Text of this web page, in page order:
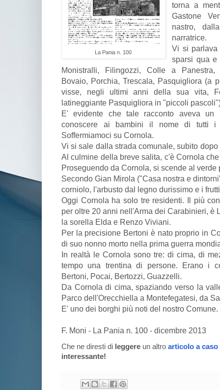
La Pania n. 100
torna a
Gastone
nastro,
narratrice.
Vi si
sparsi qua
Monistralli, Filingozzi, Colle a Panestra,
Bovaio, Porchia, Trescala, Pasquigliora (a
visse, negli ultimi anni della sua vita,
latineggiante Pasquigliora in "piccoli
E' evidente che tale racconto aveva un
conoscere ai bambini il nome di tutti i
Soffermiamoci su Cornola.
Vi si sale dalla strada comunale, subito
Al culmine della breve salita, c'è Cornola
Proseguendo da Cornola, si scende al
Secondo Gian Mirola ("Casa nostra e
corniolo, l'arbusto dal legno durissimo e i
Oggi Cornola ha solo tre residenti. Il più
per oltre 20 anni nell'Arma dei Carabinieri, è
la sorella Elda e Renzo Viviani.
Per la precisione Bertoni è nato proprio in
di suo nonno morto nella prima guerra
In realtà le Cornola sono tre: di cima, di
tempo una trentina di persone. Erano i
Bertoni, Pocai, Bertozzi, Guazzelli.
Da Cornola di cima, spaziando verso la
Parco dell'Orecchiella a Montefegatesi, da
E' uno dei borghi più noti del nostro Comune.
F. Moni - La Pania n. 100 - dicembre 2013
Che ne diresti di leggere un altro articolo a caso
interessante!